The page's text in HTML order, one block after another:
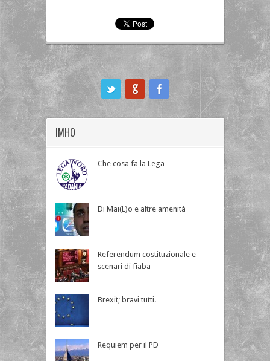
IMHO
Che cosa fa la Lega
Di Mai(L)o e altre amenità
Referendum costituzionale e
scenari di fiaba
Brexit; bravi tutti.
Requiem per il PD